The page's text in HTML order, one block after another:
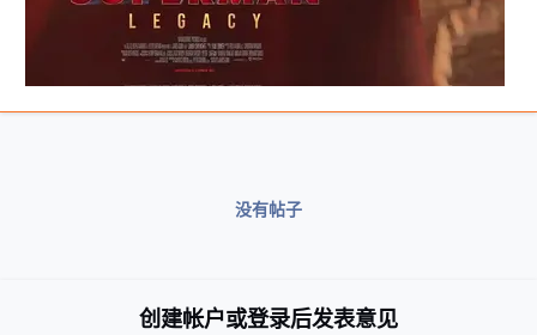
没有帖子
创建帐户或登录后发表意见